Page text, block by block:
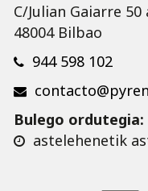
C/Julian Gaiarre 50
48004 Bilbao
944 598 102
Bulego ordutegia:
astelehenetik